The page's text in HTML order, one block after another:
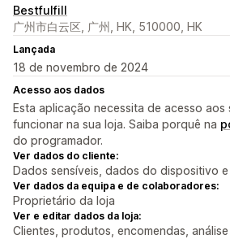
Bestfulfill
广州市白云区, 广州, HK, 510000, HK
Lançada
18 de novembro de 2024
Acesso aos dados
Esta aplicação necessita de acesso
funcionar na sua loja. Saiba porquê na
do programador.
Ver dados do cliente:
Dados sensíveis, dados do dispositivo
Ver dados da equipa e de colaboradores:
Proprietário da loja
Ver e editar dados da loja:
Clientes, produtos, encomendas,